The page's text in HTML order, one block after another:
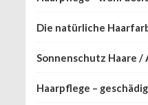
Die natürliche
Sonnenschutz Haare
Haarpflege –